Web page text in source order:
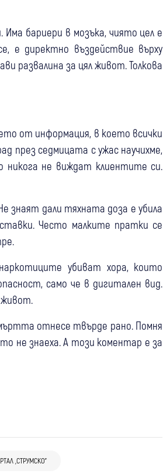
бариери в мозъка, чиято цел е
е директно въздействие върху
развалина за цял живот. Толкова
от информация, в което всички
през седмицата с ужас научихме,
никога не виждат клиентите си.
знаят дали тяхната доза е убила
Често малките пратки се
убиват хора, които
само че в дигитален вид.
живот.
отнесе твърде рано. Помня
не знаеха. А този коментар е за
„СТРУМСКО”
остава в ареста за
от Петрич с
за канабис – бил в